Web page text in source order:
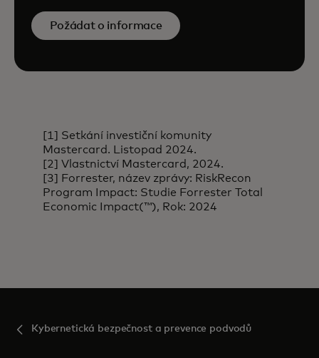
Požádat o informace
[1] Setkání investiční komunity
Mastercard. Listopad 2024.
[2] Vlastnictví Mastercard, 2024.
[3] Forrester, název zprávy: RiskRecon
Program Impact: Studie Forrester Total
Economic Impact(™), Rok: 2024
Kybernetická bezpečnost a prevence podvodů